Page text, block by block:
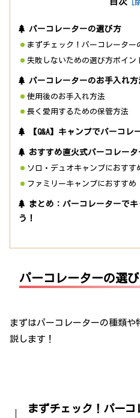
パーコレーターの選び方
まずチェック！パーコレーター
失敗しないための選び方ポイン
パーコレーターのお手入れ
使用後のお手入れ方法
長く愛用するための保管方法
【Q&A】キャンプでパーコ
おすすめ直火式パーコレータ
ソロ・デュオキャンプにおすす
ファミリーキャンプにおすすめ
まとめ：パーコレーターで
う！
パーコレーターの選
まずはパーコレーターの種類
説します！
まずチェック！パー